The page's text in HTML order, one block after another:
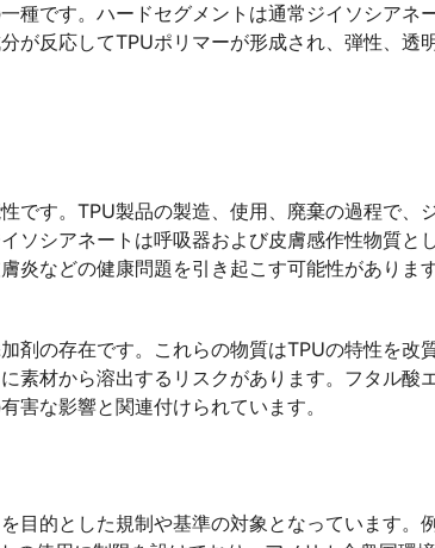
種です。ハードセグメントは通常ジイソシアネ
が反応してTPUポリマーが形成され、弾性、透
です。TPU製品の製造、使用、廃棄の過程で、
ソシアネートは呼吸器および皮膚感作性物質と
などの健康問題を引き起こす可能性があります
剤の存在です。これらの物質はTPUの特性を改
素材から溶出するリスクがあります。フタル酸
害な影響と関連付けられています。
目的とした規制や基準の対象となっています。